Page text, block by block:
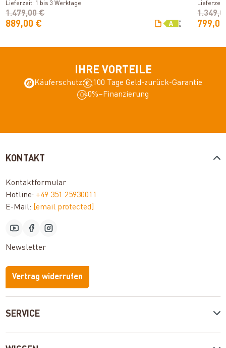
Lieferzeit: 1 bis 3 Werktage
889,00 €
1.479,00 €
IHRE VORTEILE
Käuferschutz
100 Tage Geld-zurück-Garantie
0%–Finanzierung
SERVICE
KONTAKT
Kontaktformular
Hotline: +49 351 25930011
E-Mail: [email protected]
Newsletter
Vertrag widerrufen